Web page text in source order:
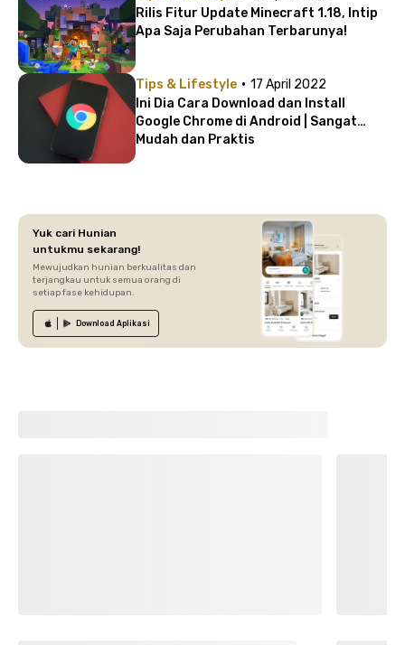
Rilis Fitur Update Minecraft 1.18, Intip
Apa Saja Perubahan Terbarunya!
Tips & Lifestyle · 17 April 2022
Ini Dia Cara Download dan Install
Google Chrome di Android | Sangat
Mudah dan Praktis
Yuk cari Hunian
untukmu sekarang!
Mewujudkan hunian berkualitas dan
terjangkau untuk semua orang di
setiap fase kehidupan.
Download Aplikasi